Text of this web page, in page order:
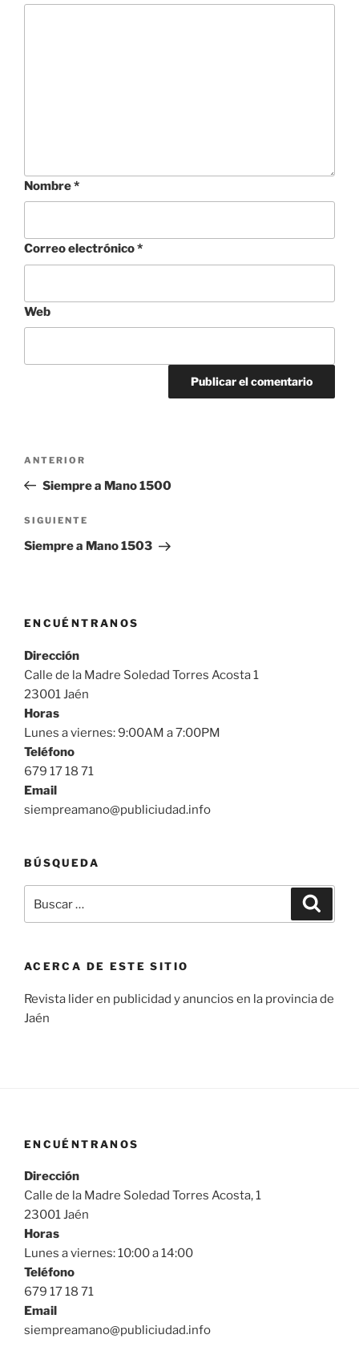
Nombre*
Correo electrónico*
Web
entradas
Entrada
anterior:
ANTERIOR
Siempre a Mano 1500
Siguiente
entrada
SIGUIENTE
Siempre a Mano 1503
ENCUÉNTRANOS
Dirección
Calle de la Madre Soledad Torres Acosta 1
23001 Jaén
Horas
Lunes a viernes: 9:00AM a 7:00PM
Teléfono
679 17 18 71
Email
siempreamano@publiciudad.info
BÚSQUEDA
por:
ACERCA DE ESTE SITIO
Revista lider en publicidad y anuncios en la provincia de
Jaén
ENCUÉNTRANOS
Dirección
Calle de la Madre Soledad Torres Acosta, 1
23001 Jaén
Horas
Lunes a viernes: 10:00 a 14:00
Teléfono
679 17 18 71
Email
siempreamano@publiciudad.info